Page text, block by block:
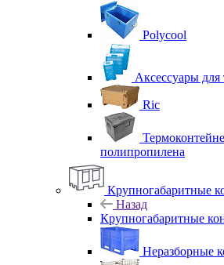
Polycool
Аксессуары для
Ric
полипропилена
Крупногабаритные
Назад
Крупногабаритные
Неразборные